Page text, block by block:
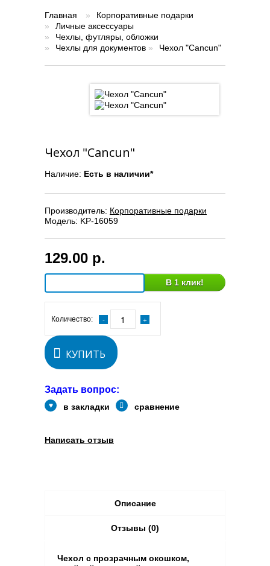
Главная »
Корпоративные подарки
»
Личные аксессуары
»
Чехлы, футляры, обложки
»
Чехлы для документов » Чехол "Cancun"
Чехол "Cancun"
Наличие: Есть в наличии*
Производитель: Корпоративные подарки
Модель: KP-16059
129.00 р.
В 1 клик!
Количество:
КУПИТЬ
Задать вопрос:
в закладки сравнение
Написать отзыв
Описание
Отзывы (0)
Чехол с прозрачным окошком,